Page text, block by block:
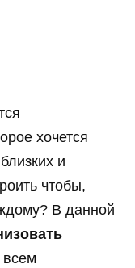
хочется
и
чтобы,
В данной
всем